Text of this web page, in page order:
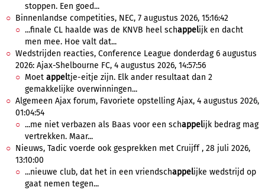
stoppen. Een goed...
Binnenlandse competities, NEC, 7 augustus 2026, 15:16:42
...finale CL haalde was de KNVB heel schappelijk en dacht
men mee. Hoe valt dat...
Wedstrijden reacties, Conference League donderdag 6 augustus
2026: Ajax-Shelbourne FC, 4 augustus 2026, 14:57:56
Moet appeltje-eitje zijn. Elk ander resultaat dan 2
gemakkelijke overwinningen...
Algemeen Ajax forum, Favoriete opstelling Ajax, 4 augustus 2026,
01:04:54
...me niet verbazen als Baas voor een schappelijk bedrag mag
vertrekken. Maar...
Nieuws, Tadic voerde ook gesprekken met Cruijff , 28 juli 2026,
13:10:00
...nieuwe club, dat het in een vriendschappelijke wedstrijd op
gaat nemen tegen...